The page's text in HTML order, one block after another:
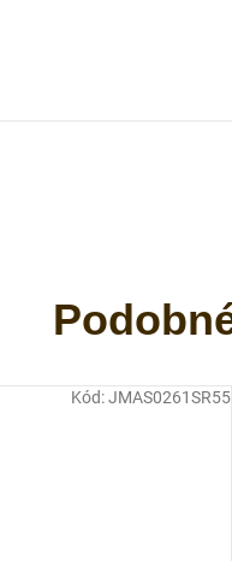
Kód:JMAS0261SR55